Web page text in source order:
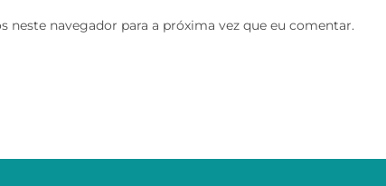
neste navegador para a próxima vez que eu comentar.